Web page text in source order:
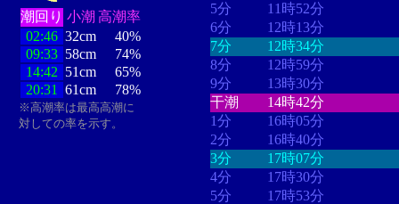
潮回り 小潮 高潮率
02:46 32cm
40%
09:33 58cm
74%
14:42 51cm
65%
20:31
61cm 78%
※高潮率は最高高潮に
対しての率を示す。
5分
11時52分
6分
12時13分
7分
12時34分
8分
12時59分
9分
13時30分
干潮
14時42分
1分
16時05分
2分
16時40分
3分
17時07分
4分
17時30分
5分
17時53分